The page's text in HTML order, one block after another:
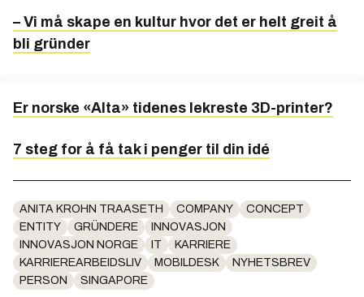
– Vi må skape en kultur hvor det er helt greit å
bli gründer
Er norske «Alta» tidenes lekreste 3D-printer?
7 steg for å få tak i penger til din idé
ANITA KROHN TRAASETH COMPANY
CONCEPT
ENTITY
GRÜNDERE
INNOVASJON
INNOVASJON NORGE
IT
KARRIERE
KARRIEREARBEIDSLIV
MOBILDESK
NYHETSBREV
PERSON
SINGAPORE